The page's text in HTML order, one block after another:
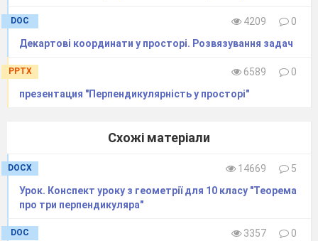
лінії перетину площин, дорівнює 12 см. Знайдіть
довжину даного відрізка.
«Поводься так, ніби ти вже
щасливий, і ти дійсно станеш щасливішим»
Фронтальне опрацювання матеріалу
Відстані у просторі
І. Робота над засвоєнням понять, термінів і правил
Завдання 1.
DOC 4209
0
Декартові координати у просторі. Розвязування задач
PPTX 6589
0
презентация "Перпендикулярність у просторі"
Схожі матеріали
DOCX 14669
5
Урок. Конспект уроку з геометрії для 10 класу "Теорема
про три перпендикуляра"
DOC 3357
0